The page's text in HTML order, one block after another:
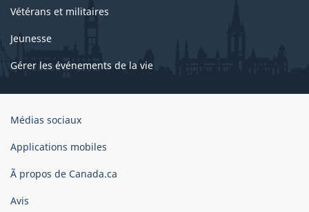
Vétérans et militaires
Jeunesse
Gérer les événements de la vie
Organisation
gouvernement
Canada
Médias sociaux
Applications mobiles
Ã propos de Canada.ca
Avis